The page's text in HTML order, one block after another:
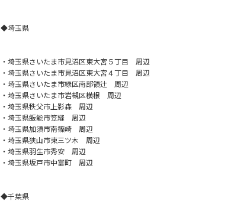
◆埼玉県
・埼玉県さいたま市見沼区東大宮５丁目 周辺
・埼玉県さいたま市見沼区東大宮４丁目 周辺
・埼玉県さいたま市緑区南部領辻 周辺
・埼玉県さいたま市岩槻区横根 周辺
・埼玉県秩父市上影森 周辺
・埼玉県飯能市笠縫 周辺
・埼玉県加須市南篠崎 周辺
・埼玉県狭山市東三ツ木 周辺
・埼玉県羽生市秀安 周辺
・埼玉県坂戸市中富町 周辺
◆千葉県